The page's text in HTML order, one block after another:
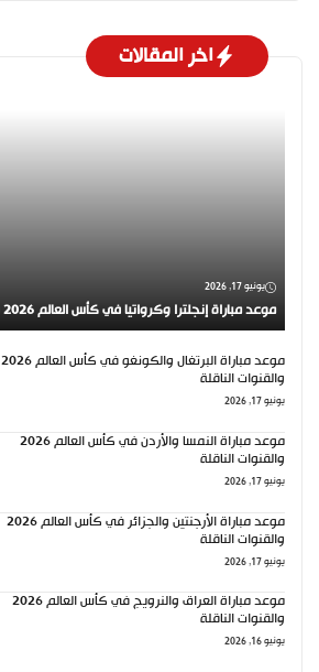
اخر المقالات
يونيو 17, 2026
موعد مباراة إنجلترا وكرواتيا في كأس العالم 2026 والقنوات الناقلة
موعد مباراة البرتغال والكونغو في كأس العالم 2026
والقنوات الناقلة
يونيو 17, 2026
موعد مباراة النمسا والأردن في كأس العالم 2026
والقنوات الناقلة
يونيو 17, 2026
موعد مباراة الأرجنتين والجزائر في كأس العالم 2026
والقنوات الناقلة
يونيو 17, 2026
موعد مباراة العراق والنرويج في كأس العالم 2026
والقنوات الناقلة
يونيو 16, 2026